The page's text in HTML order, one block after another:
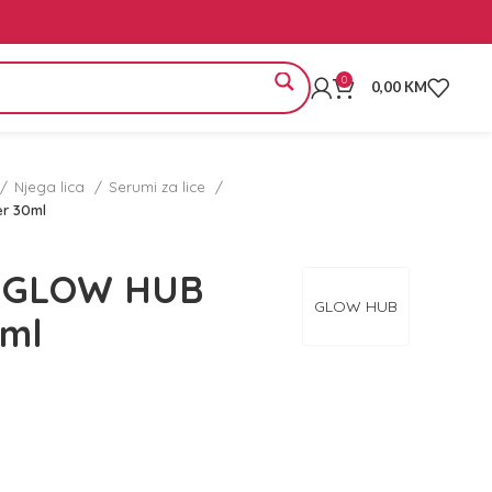
0 0,00 KM
Njega lica
Serumi za lice
30ml
GLOW HUB
HUB